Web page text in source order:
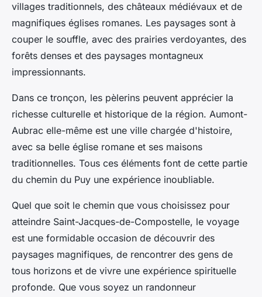
villages traditionnels, des châteaux médiévaux et de
magnifiques églises romanes. Les paysages sont à
couper le souffle, avec des prairies verdoyantes, des
forêts denses et des paysages montagneux
impressionnants.
Dans ce tronçon, les pèlerins peuvent apprécier la
richesse culturelle et historique de la région. Aumont-
Aubrac elle-même est une ville chargée d'histoire,
avec sa belle église romane et ses maisons
traditionnelles. Tous ces éléments font de cette partie
du chemin du Puy une expérience inoubliable.
Quel que soit le chemin que vous choisissez pour
atteindre Saint-Jacques-de-Compostelle, le voyage
est une formidable occasion de découvrir des
paysages magnifiques, de rencontrer des gens de
tous horizons et de vivre une expérience spirituelle
profonde. Que vous soyez un randonneur